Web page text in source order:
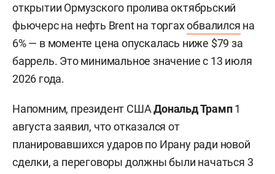
открытии Ормузского пролива октябрьский
фьючерс на нефть Brent на торгахобвалился на
6% — в моменте цена опускалась ниже $79 за
баррель. Это минимальное значение с 13 июля
2026 года.
Напомним, президент СШАДональд Трамп1
августа заявил, что отказался от
планировавшихся ударов по Ирану ради новой
сделки, а переговоры должны были начаться 3